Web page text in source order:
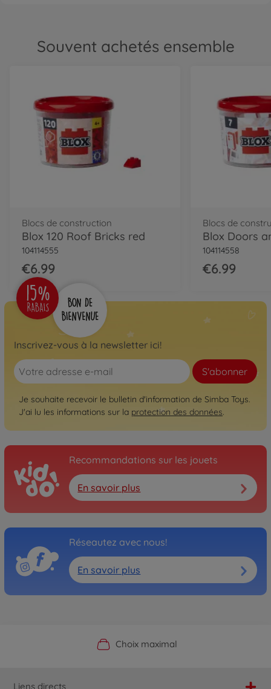
Souvent achetés ensemble
Blocs de construction
Blox 120 Roof Bricks red
104114555
€6.99
Blocs de
Blox Doors
104114558
€6.99
Inscrivez-vous à la newsletter ici!
S'abonner
Je souhaite recevoir le bulletin d'information de Simba Toys.
J'ai lu les informations sur la protection des données.
Recommandations sur les jouets
En savoir plus
Réseautez avec nous!
En savoir plus
Boutique officielle du fabricant
Choix maximal
Service personnalisé
Livraison rapide
Liens directs